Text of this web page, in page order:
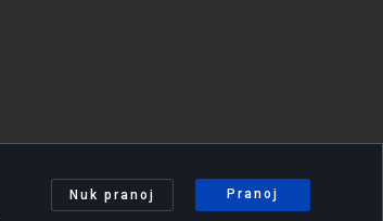
Nuk pranoj Pranoj